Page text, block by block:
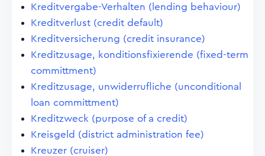
Kreditvergabe-Verhalten (lending behaviour)
Kreditverlust (credit default)
Kreditversicherung (credit insurance)
Kreditzusage, konditionsfixierende (fixed-term
committment)
Kreditzusage, unwiderrufliche (unconditional
loan committment)
Kreditzweck (purpose of a credit)
Kreisgeld (district administration fee)
Kreuzer (cruiser)